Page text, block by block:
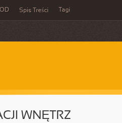
Spis Treści Tagi
WNĘTRZ